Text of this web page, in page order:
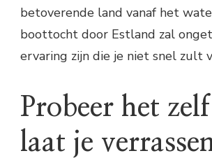
betoverende land vanaf het
boottocht door Estland zal
ervaring zijn die je niet snel zult
Probeer het
laat je